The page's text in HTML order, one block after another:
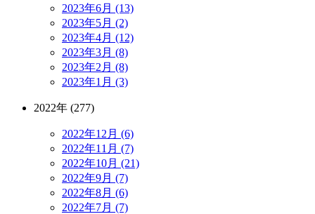
2023年6月 (13)
2023年5月 (2)
2023年4月 (12)
2023年3月 (8)
2023年2月 (8)
2023年1月 (3)
2022年 (277)
2022年12月 (6)
2022年11月 (7)
2022年10月 (21)
2022年9月 (7)
2022年8月 (6)
2022年7月 (7)